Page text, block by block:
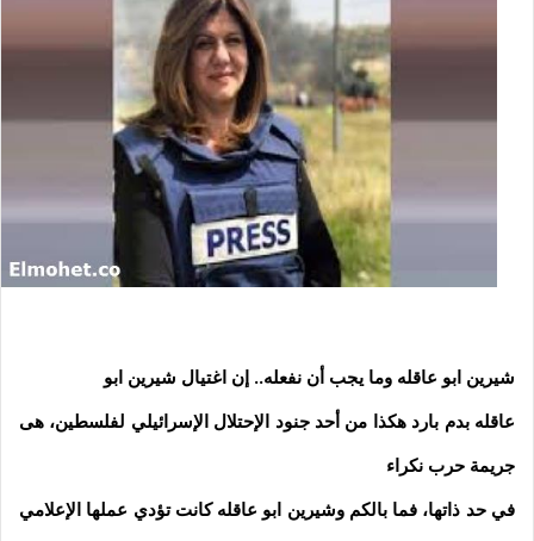
شيرين ابو عاقله وما يجب أن نفعله.. إن اغتيال شيرين ابو
عاقله بدم بارد هكذا من أحد جنود الإحتلال الإسرائيلي لفلسطين، هى
جريمة حرب نكراء
في حد ذاتها، فما بالكم وشيرين ابو عاقله كانت تؤدي عملها الإعلامي